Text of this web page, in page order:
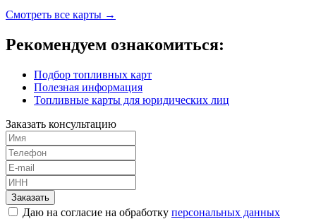
Смотреть все карты →
Рекомендуем ознакомиться:
Подбор топливных карт
Полезная информация
Топливные карты для юридических лиц
Заказать консультацию
Заказать
Даю на согласие на обработку персональных данных